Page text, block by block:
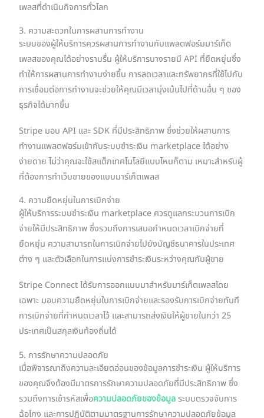
เพลสที่ดำเนินกิจการทั่วโลก
3. ความสะดวกในการผสานการทำงาน
ระบบของผู้ให้บริการควรผสานการทำงานกับแพลตฟอร์มมาร์เก็ต
เพลสของคุณได้อย่างราบรื่น ผู้ให้บริการบางรายมี API ที่ยืดหยุ่นซึ่ง
ทำให้การผสานการทำงานง่ายขึ้น การลดเวลาและทรัพยากรที่ใช้ไปกับ
การเชื่อมต่อการทำงานจะช่วยให้คุณมีเวลามุ่งเน้นไปที่ด้านอื่น ๆ ของ
ธุรกิจได้มากขึ้น
Stripe มอบ API และ SDK ที่มีประสิทธิภาพ ซึ่งช่วยให้ผสานการ
ทำงานแพลตฟอร์มเข้ากับระบบชำระเงิน marketplace ได้อย่าง
ง่ายดาย ไม่ว่าคุณจะใช้สแต็กเทคโนโลยีแบบไหนก็ตาม เหมาะสำหรับผู้
ที่ต้องการทำเว็บขายของแบบมาร์เก็ตเพลส
4. ความยืดหยุ่นในการเบิกจ่าย
ผู้ให้บริการระบบชำระเงิน marketplace ควรดูแลกระบวนการเบิก
จ่ายให้มีประสิทธิภาพ ซึ่งรวมถึงการเสนอกำหนดเวลาเบิกจ่ายที่
ยืดหยุ่น ความสามารถในการเบิกจ่ายไปยังบัญชีธนาคารในประเทศ
ต่าง ๆ และตัวเลือกในการแบ่งการชำระเงินระหว่างคุณกับผู้ขาย
Stripe Connect ได้รับการออกแบบมาสำหรับมาร์เก็ตเพลสโดย
เฉพาะ มอบความยืดหยุ่นในการเบิกจ่ายและรองรับการเบิกจ่ายทันที
การเบิกจ่ายที่กำหนดเวลาไว้ และสามารถส่งเงินให้ผู้ขายในกว่า 25
ประเทศเป็นสกุลเงินท้องถิ่นได้
5. การรักษาความปลอดภัย
เมื่อพิจารณาถึงความละเอียดอ่อนของข้อมูลการชำระเงิน ผู้ให้บริการ
ของคุณจึงต้องมีมาตรการรักษาความปลอดภัยที่มีประสิทธิภาพ ซึ่ง
รวมถึงการเข้ารหัสเพื่อความปลอดภัยของข้อมูลระบบตรวจจับการ
ฉ้อโกง และการปฏิบัติตามมาตรฐานการรักษาความปลอดภัยข้อมูล